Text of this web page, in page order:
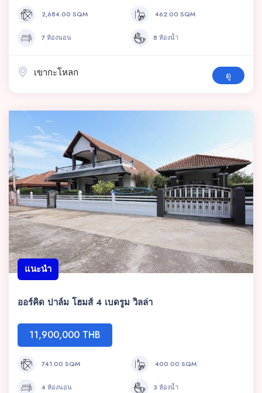
2,684.00 SQM 462.00 SQM
7 ห้องนอน 8 ห้องน้ำ
เขากะโหลก ดู
แนะนำ
ออร์คิด ปาล์ม โฮมส์ 4 เบดรูม วิลล่า
11,900,000 THB
741.00 SQM 400.00 SQM
4 ห้องนอน 3 ห้องน้ำ